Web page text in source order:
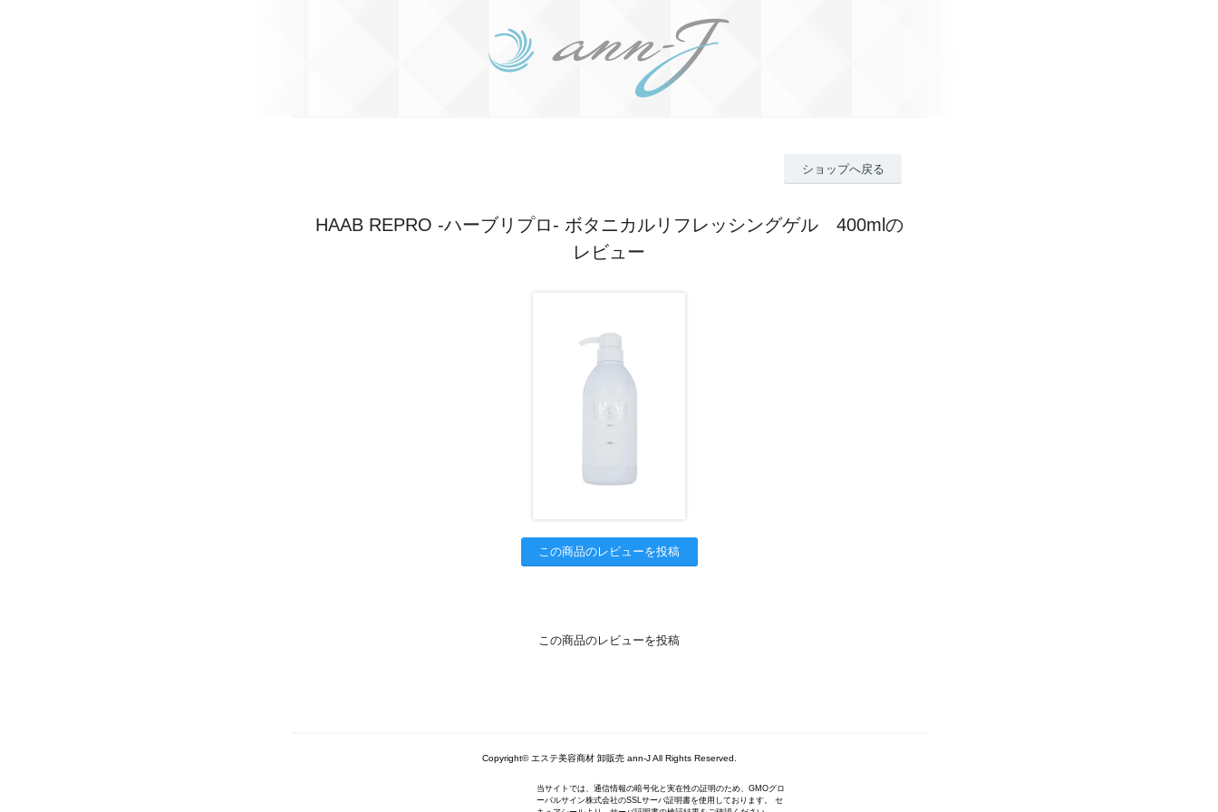
ショップへ戻る
HAAB REPRO -ハーブリプロ- ボタニカルリフレッシングゲル 400mlの
レビュー
この商品のレビューを投稿
この商品のレビューを投稿
Copyright© エステ美容商材 卸販売 ann-J All Rights Reserved.
当サイトでは、通信情報の暗号化と実在性の証明のため、GMOグロ
ーバルサイン株式会社のSSLサーバ証明書を使用しております。 セ